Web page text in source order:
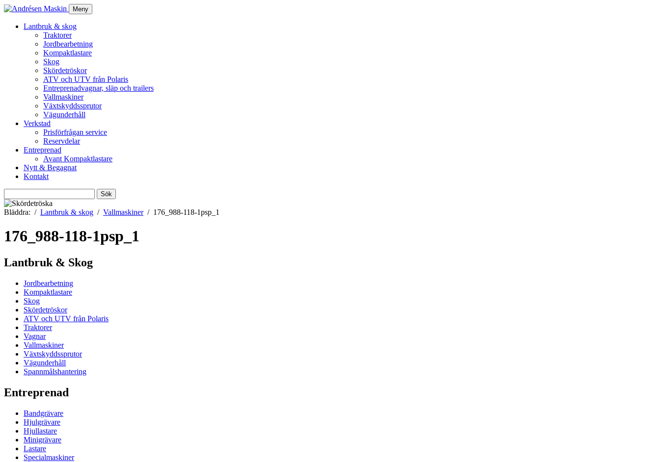
Meny
Lantbruk & skog
Traktorer
Jordbearbetning
Kompaktlastare
Skog
Skördetröskor
ATV och UTV från Polaris
Entreprenadvagnar, släp och trailers
Vallmaskiner
Växtskyddssprutor
Vägunderhåll
Verkstad
Prisförfrågan service
Reservdelar
Entreprenad
Avant Kompaktlastare
Nytt & Begagnat
Kontakt
efter:
Bläddra:
Lantbruk & skog Vallmaskiner 176_988-118-1psp_1
176_988-118-1psp_1
Lantbruk & Skog
Jordbearbetning
Kompaktlastare
Skog
Skördetröskor
ATV och UTV från Polaris
Traktorer
Vagnar
Vallmaskiner
Växtskyddssprutor
Vägunderhåll
Spannmålshantering
Entreprenad
Bandgrävare
Hjulgrävare
Hjullastare
Minigrävare
Lastare
Specialmaskiner